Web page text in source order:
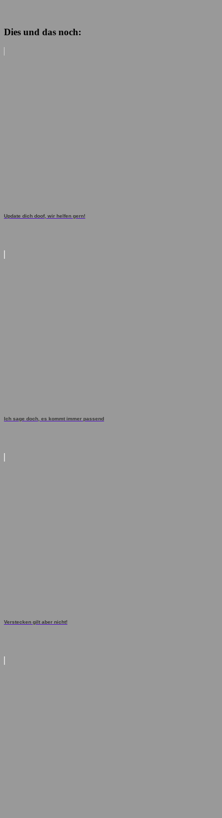
Dies und das noch:
Update dich doof, wir helfen gern!
Ich sage doch, es kommt immer passend
Verstecken gilt aber nicht!